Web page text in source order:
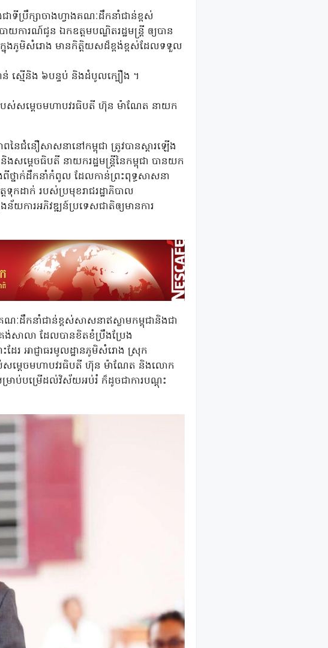
ទីប្រឹក្សាចាងហ្វាងគណៈដឹកនាំជាន់ខ្ពស់
ាយការណ៍ជូន ឯកឧត្តមបណ្ឌិតរដ្ឋមន្រ្តី ឲ្យបាន
នុងភូមិសំរោង មានកិត្តិយសដ៏ខ្ពង់ខ្ពស់ដែលទទួល
ស្មើនិង ៦បន្ទប់ និងដំបូលក្បឿង ។
បស់សម្តេចមហាបវរធិបតី ហ៊ុន ម៉ាណែត នាយក
នៃជំនឿសាសនានៅកម្ពុជា ត្រូវបានស្ដារឡើង
សម្តេចធិបតី នាយករដ្ឋមន្រ្តីនៃកម្ពុជា បានយក
ថ្នាក់ដឹកនាំកំពូល ដែលកាន់ព្រះពុទ្ធសាសនា
កដាក់ របស់ប្រមុខរាជរដ្ឋាភិបាល
យការអភិវឌ្ឍន៍ប្រទេសជាតិឲ្យមានការ
ណៈដឹកនាំជាន់ខ្ពស់សាសនាឥស្លាមកម្ពុជានិងជា
រង់សាលា ដែលបានខិតខំប្រឹងប្រែង
ែរ អាជ្ញាធរមូលដ្ឋានភូមិសំរោង ស្រុក
ល់សម្តេចមហាបវរធិបតី ហ៊ុន ម៉ាណែត និងលោក
ាប់បម្រើដល់វិស័យអប់រំ ក៏ដូចជាការបណ្តុះ